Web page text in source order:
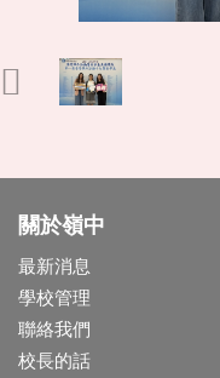
關於嶺中
最新消息
學校管理
聯絡我們
校長的話